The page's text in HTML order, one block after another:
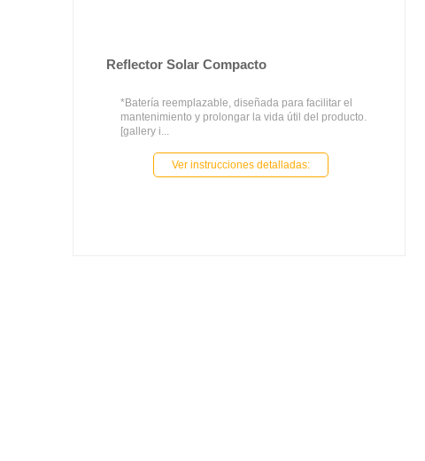
Reflector Solar Compacto
*Batería reemplazable, diseñada para facilitar el
mantenimiento y prolongar la vida útil del producto.
[gallery i...
Ver instrucciones detalladas: